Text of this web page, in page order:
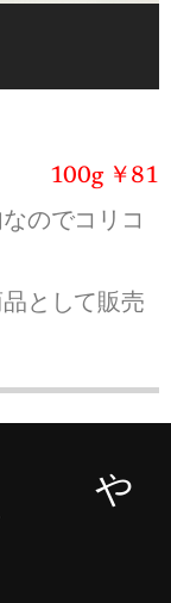
100g ￥81
のでコリコ
として販売
や